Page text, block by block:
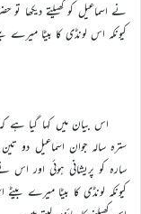
نے اسماعیل کو کھیلتے دیکھا
کیونکہ اس لونڈی کا بیٹا میرے
اس بیان میں کہا گیا ہے
سترہ سالہ جوان اسماعیل دو
سارہ کو پریشانی ہوئی اور
کیونکہ لونڈی کا بیٹا میرے